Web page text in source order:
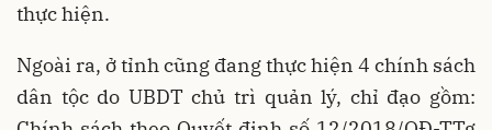
thực hiện.
Ngoài ra, ở tỉnh cũng đang thực hiện 4 chính sách
dân tộc do UBDT chủ trì quản lý, chỉ đạo gồm: